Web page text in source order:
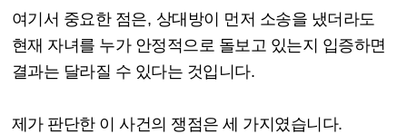
여기서 중요한 점은, 상대방이 먼저 소송을 냈더라도
현재 자녀를 누가 안정적으로 돌보고 있는지 입증하면
결과는 달라질 수 있다는 것입니다.
제가 판단한 이 사건의 쟁점은 세 가지였습니다.